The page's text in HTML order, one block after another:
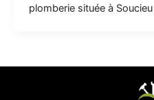
plomberie située à